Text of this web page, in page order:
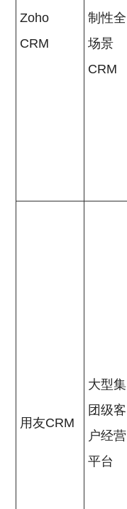
Zoho
CRM
制性全
场景
CRM
用友CRM
大型集
团级客
户经营
平台